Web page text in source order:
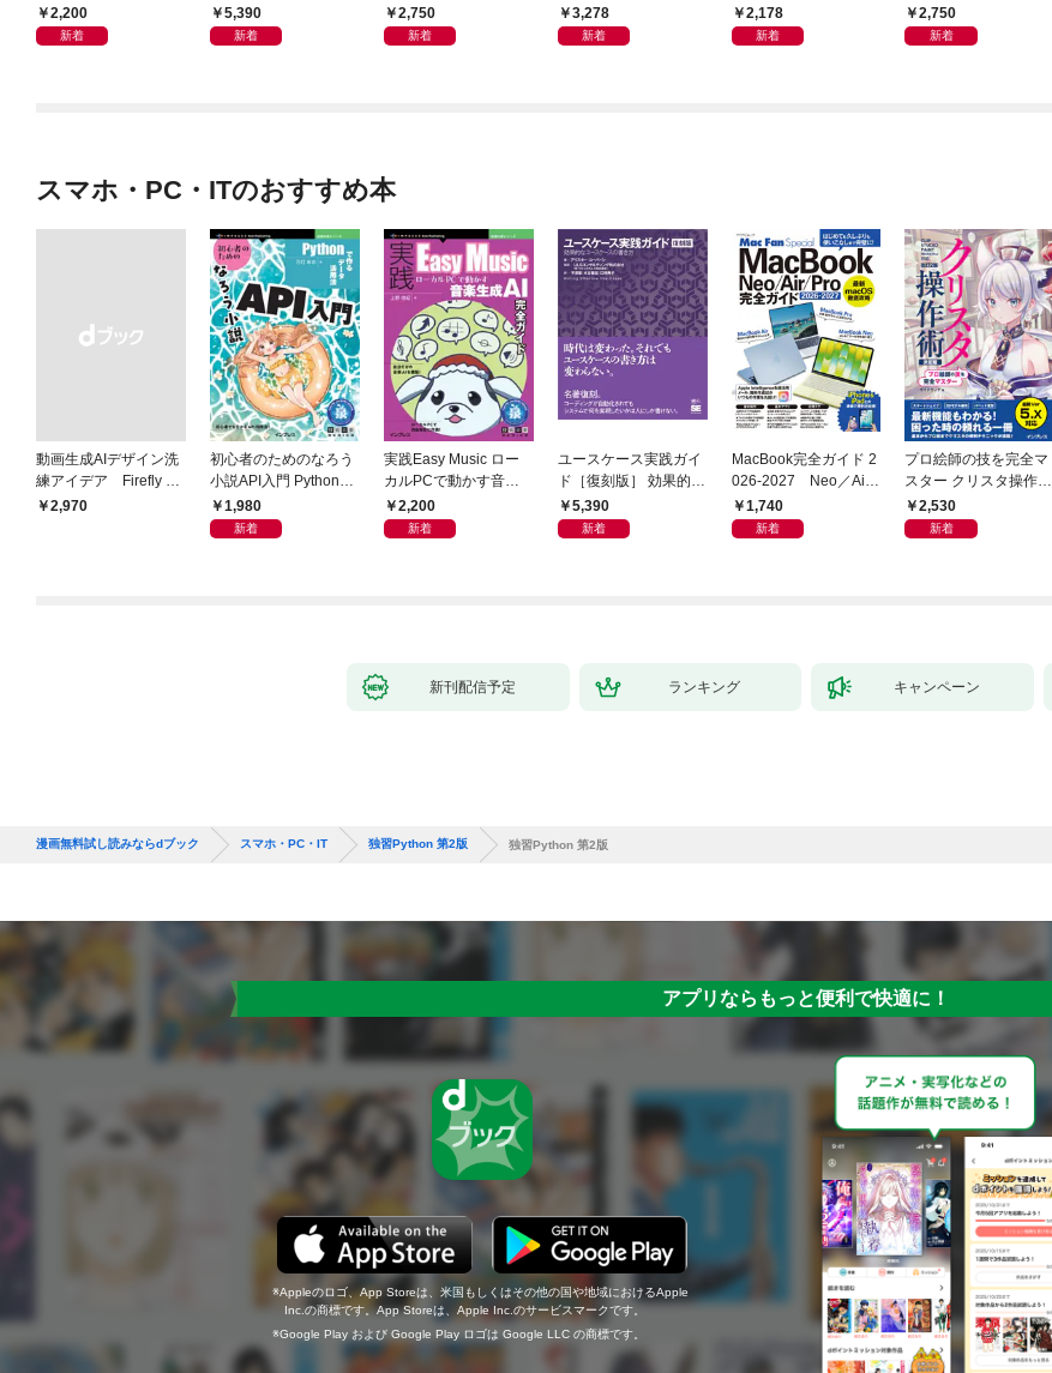
然とやっている 最小の
インプットで最大の成
2,200
新着
ユースケースの書き方
5,390
新着
るだけで絵が確実に上
手くなる
2,750
新着
3,278
新着
方法2,178
新着
る！会話でまなべる！
2,750
新着
スマホ・PC・ITのおすすめ本
動画生成AIデザイン洗
練アイデア Firefly &
Veo， Kling， etc.
￥2,970
初心者のためのなろう
小説API入門 Pythonで
作るデータ活用法
1,980
新着
実践Easy Music ロー
カルPCで動かす音楽
生成AI完全ガイド
2,200
新着
ユースケース実践ガイ
ド［復刻版］ 効果的な
ユースケースの書き方
5,390
新着
MacBook完全ガイド 2
026-2027 Neo／Air
／Pro対応
1,740
新着
プロ絵師の技を完全マ
スター クリスタ操作術
決定版 改訂2版 CLIP S
TUDIO PAINT PRO/E
2,530
新着
新刊配信予定 ランキング キャンペーン
漫画無料試し読みならdブック スマホ・PC・IT 独習Python 第2版 独習Python 第2版
アプリならもっと便利で快適に！
Appleのロゴ、App Storeは、米国もしくはその他の国や地域におけるApple
Inc.の商標です。App Storeは、Apple Inc.のサービスマークです。
Google Play および Google Play ロゴは Google LLC の商標です。